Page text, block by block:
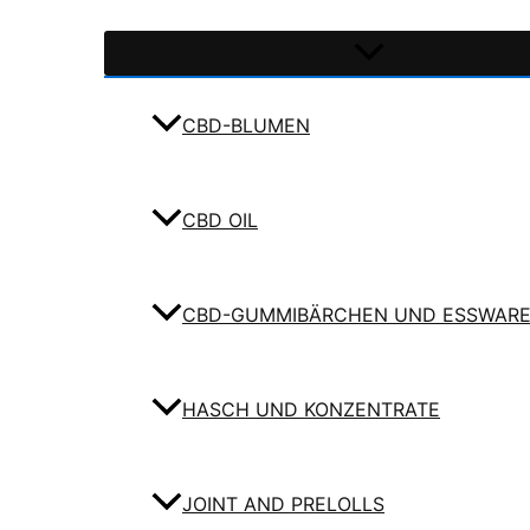
CBD-BLUMEN
CBD OIL
CBD-GUMMIBÄRCHEN UND
HASCH UND KONZENTRATE
JOINT AND PRELOLLS